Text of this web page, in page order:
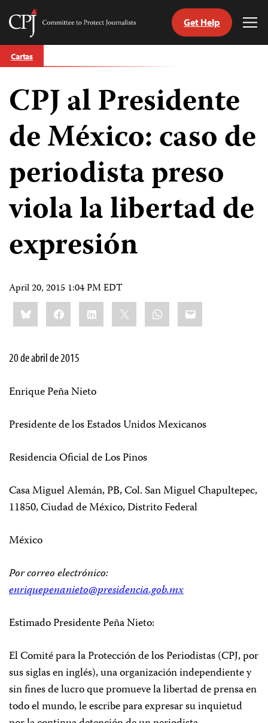
Skip
to
Committee
Journalists
Get Help
Cartas
CPJ al Presidente
de México: caso de
periodista preso
viola la libertad de
expresión
April 20, 2015 1:04 PM EDT
Share
this:BlueskyFacebookLinkedIn WhatsApp
Email
20 de abril de 2015
Enrique Peña Nieto
Presidente de los Estados Unidos Mexicanos
Residencia Oficial de Los Pinos
Casa Miguel Alemán, PB, Col. San Miguel Chapultepec,
11850, Ciudad de México, Distrito Federal
México
Por correo electrónico:
enriquepenanieto@presidencia.gob.mx
Estimado Presidente Peña Nieto:
El Comité para la Protección de los Periodistas (CPJ, por
sus siglas en inglés), una organización independiente y
sin fines de lucro que promueve la libertad de prensa en
todo el mundo, le escribe para expresar su inquietud